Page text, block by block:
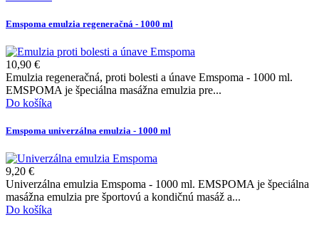
Emspoma emulzia regeneračná - 1000 ml
10,90 €
Emulzia regeneračná, proti bolesti a únave Emspoma - 1000 ml.
EMSPOMA je špeciálna masážna emulzia pre...
Do košíka
Emspoma univerzálna emulzia - 1000 ml
9,20 €
Univerzálna emulzia Emspoma - 1000 ml. EMSPOMA je špeciálna
masážna emulzia pre športovú a kondičnú masáž a...
Do košíka